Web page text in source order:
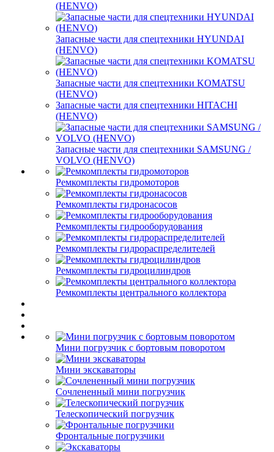
(HENVO)
Запасные части для спецтехники HYUNDAI
(HENVO)
Запасные части для спецтехники KOMATSU
(HENVO)
Запасные части для спецтехники HITACHI
(HENVO)
Запасные части для спецтехники SAMSUNG /
VOLVO (HENVO)
Ремкомплекты гидромоторов
Ремкомплекты гидронасосов
Ремкомплекты гидрооборудования
Ремкомплекты гидрораспределителей
Ремкомплекты гидроцилиндров
Ремкомплекты центрального коллектора
Мини погрузчик с бортовым поворотом
Мини экскаваторы
Сочлененный мини погрузчик
Телескопический погрузчик
Фронтальные погрузчики